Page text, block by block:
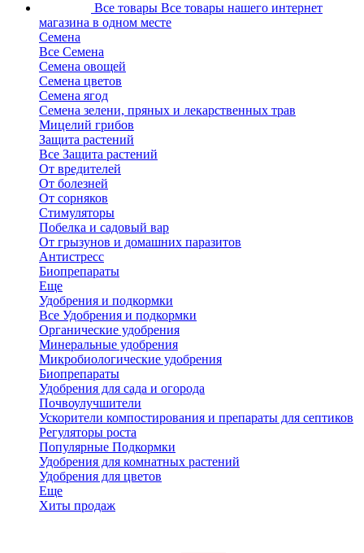
Все товары Все товары нашего интернет
магазина в одном месте
Семена
Все Семена
Семена овощей
Семена цветов
Семена ягод
Семена зелени, пряных и лекарственных трав
Мицелий грибов
Защита растений
Все Защита растений
От вредителей
От болезней
От сорняков
Стимуляторы
Побелка и садовый вар
От грызунов и домашних паразитов
Антистресс
Биопрепараты
Еще
Удобрения и подкормки
Все Удобрения и подкормки
Органические удобрения
Минеральные удобрения
Микробиологические удобрения
Биопрепараты
Удобрения для сада и огорода
Почвоулучшители
Ускорители компостирования и препараты для септиков
Регуляторы роста
Популярные Подкормки
Удобрения для комнатных растений
Удобрения для цветов
Еще
Хиты продаж